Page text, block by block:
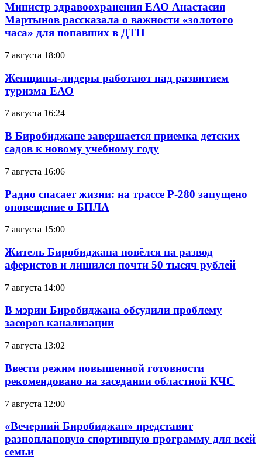
Министр здравоохранения ЕАО Анастасия
Мартынов рассказала о важности «золотого
часа» для попавших в ДТП
7 августа 18:00
Женщины-лидеры работают над развитием
туризма ЕАО
7 августа 16:24
В Биробиджане завершается приемка детских
садов к новому учебному году
7 августа 16:06
Радио спасает жизни: на трассе Р-280 запущено
оповещение о БПЛА
7 августа 15:00
Житель Биробиджана повёлся на развод
аферистов и лишился почти 50 тысяч рублей
7 августа 14:00
В мэрии Биробиджана обсудили проблему
засоров канализации
7 августа 13:02
Ввести режим повышенной готовности
рекомендовано на заседании областной КЧС
7 августа 12:00
«Вечерний Биробиджан» представит
разноплановую спортивную программу для всей
семьи